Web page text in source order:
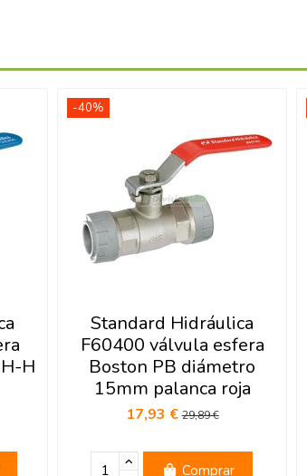
H
-40%
Standard Hidráulica
F60400 válvula esfera
Boston PB diámetro
15mm palanca roja
17,93 €29,89 €
Comprar